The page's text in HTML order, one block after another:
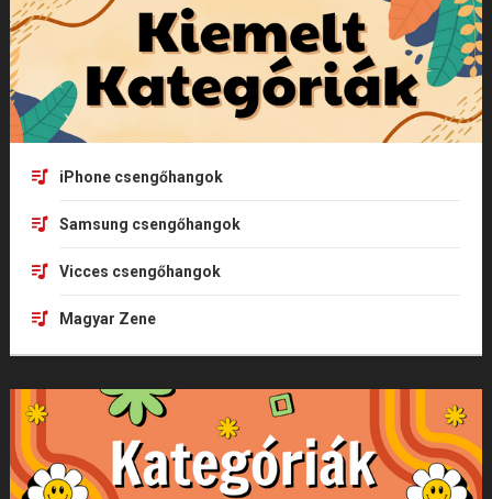
iPhone csengőhangok
Samsung csengőhangok
Vicces csengőhangok
Magyar Zene